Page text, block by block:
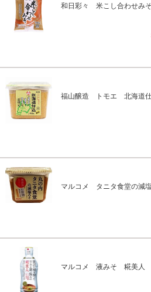
和日彩々 米こし合わせみ
福山醸造 トモエ 北海道
マルコメ タニタ食堂の減
マルコメ 液みそ 糀美人